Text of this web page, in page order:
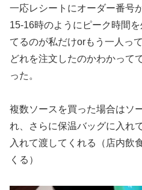
一応レシートにオーダー番号
15-16時のようにピーク時間
てるのが私だけorもう一人っ
どれを注文したのかわかって
った。
複数ソースを買った場合はソ
れ、さらに保温バッグに入れ
入れて渡してくれる（店内飲
くる）